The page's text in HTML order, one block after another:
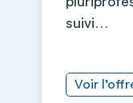
suivi…
Voir